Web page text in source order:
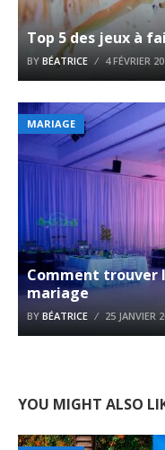
Top 5 des jeux à
BY BÉATRICE 4 FÉVRIER
MARIAGE
Comment trouver
mariage
BY BÉATRICE 25 JANVIER
YOU MIGHT ALSO